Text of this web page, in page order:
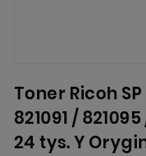
Toner Ricoh
821091 /
24 tys. Y